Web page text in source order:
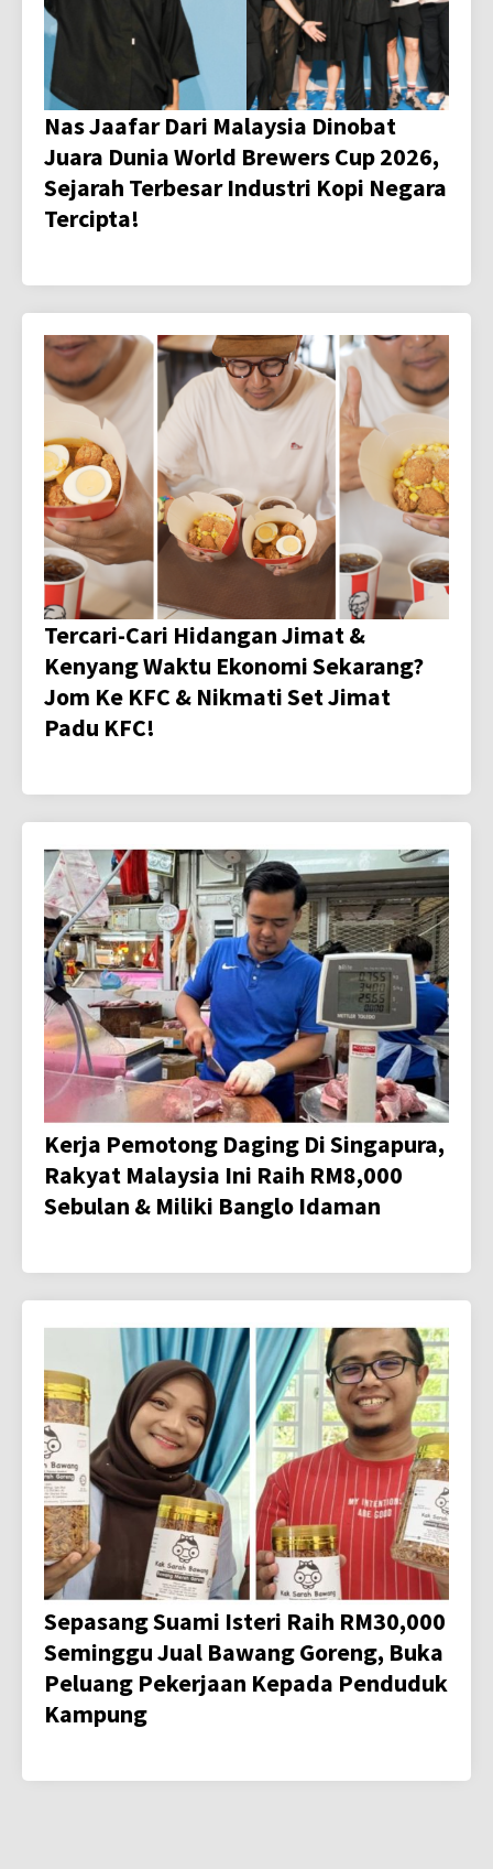
Nas Jaafar Dari Malaysia Dinobat
Juara Dunia World Brewers Cup 2026,
Sejarah Terbesar Industri Kopi Negara
Tercipta!
Tercari-Cari Hidangan Jimat &
Kenyang Waktu Ekonomi Sekarang?
Jom Ke KFC & Nikmati Set Jimat
Padu KFC!
Kerja Pemotong Daging Di Singapura,
Rakyat Malaysia Ini Raih RM8,000
Sebulan & Miliki Banglo Idaman
Sepasang Suami Isteri Raih RM30,000
Seminggu Jual Bawang Goreng, Buka
Peluang Pekerjaan Kepada Penduduk
Kampung